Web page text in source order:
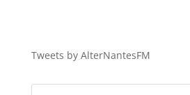
Tweets by AlterNantesFM